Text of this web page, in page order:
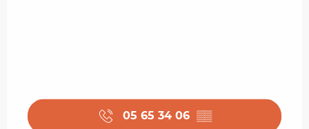
05 65 34 06 ▒▒